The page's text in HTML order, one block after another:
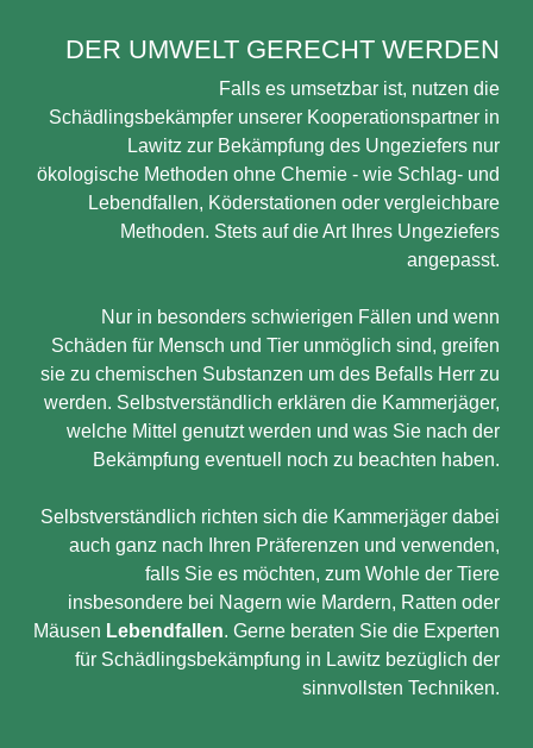
DER UMWELT GERECHT WERDEN
Falls es umsetzbar ist, nutzen die
Schädlingsbekämpfer unserer Kooperationspartner in
Lawitz zur Bekämpfung des Ungeziefers nur
ökologische Methoden ohne Chemie - wie Schlag- und
Lebendfallen, Köderstationen oder vergleichbare
Methoden. Stets auf die Art Ihres Ungeziefers
angepasst.
Nur in besonders schwierigen Fällen und wenn
Schäden für Mensch und Tier unmöglich sind, greifen
sie zu chemischen Substanzen um des Befalls Herr zu
werden. Selbstverständlich erklären die Kammerjäger,
welche Mittel genutzt werden und was Sie nach der
Bekämpfung eventuell noch zu beachten haben.
Selbstverständlich richten sich die Kammerjäger dabei
auch ganz nach Ihren Präferenzen und verwenden,
falls Sie es möchten, zum Wohle der Tiere
insbesondere bei Nagern wie Mardern, Ratten oder
Mäusen Lebendfallen. Gerne beraten Sie die Experten
für Schädlingsbekämpfung in Lawitz bezüglich der
sinnvollsten Techniken.